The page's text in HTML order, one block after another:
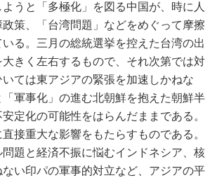
うと「多極化」を図る中国が、時に人
策、「台湾問題」などをめぐって摩擦
る。三月の総統選挙を控えた台湾の出
きく左右するもので、それ次第では対
ては東アジアの緊張を加速しかねな
軍事化」の進む北朝鮮を抱えた朝鮮半
定化の可能性をはらんだままである。
接重大な影響をもたらすものである。
題と経済不振に悩むインドネシア、核
い印パの軍事的対立など、アジアの平